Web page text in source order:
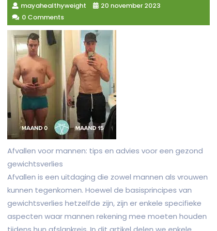
mayahealthyweight
20 november 2023
0 Comments
Afvallen voor mannen: tips en advies voor een gezond
gewichtsverlies
Afvallen is een uitdaging die zowel mannen als vrouwen
kunnen tegenkomen. Hoewel de basisprincipes van
gewichtsverlies hetzelfde zijn, zijn er enkele specifieke
aspecten waar mannen rekening mee moeten houden